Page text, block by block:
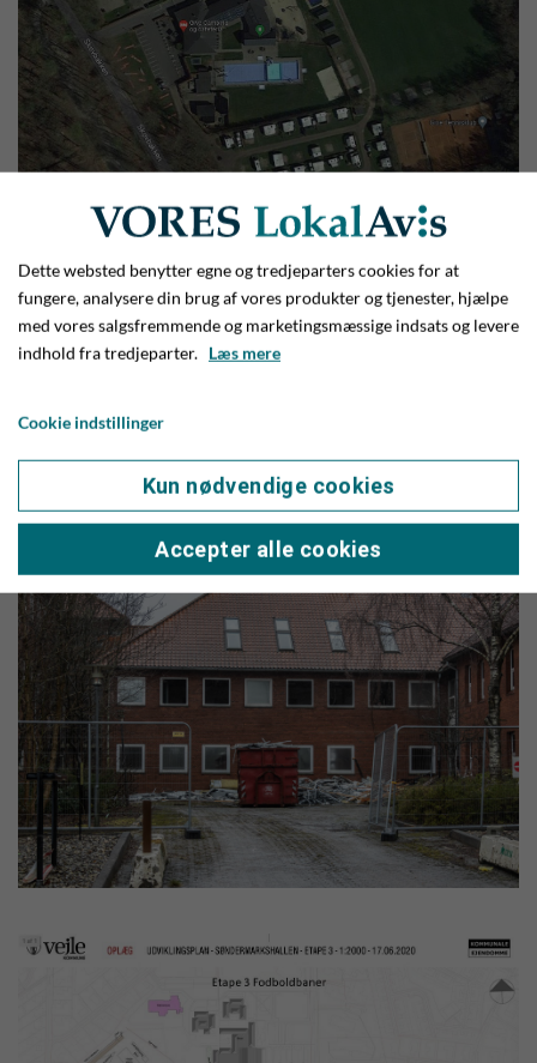
Dette websted benytter egne og tredjeparters cookies for at
fungere, analysere din brug af vores produkter og tjenester, hjælpe
med vores salgsfremmende og marketingsmæssige indsats og levere
indhold fra tredjeparter. Læs mere
Cookie indstillinger
Kun nødvendige cookies
Accepter alle cookies